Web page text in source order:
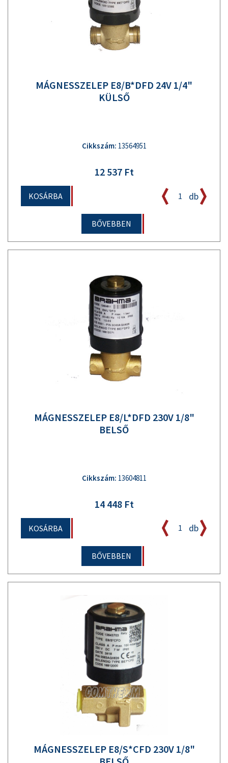
MÁGNESSZELEP E8/B*DFD 24V 1/4"
KÜLSŐ
Cikkszám: 13564951
12 537 Ft
KOSÁRBA db
BŐVEBBEN
MÁGNESSZELEP E8/L*DFD 230V 1/8"
BELSŐ
Cikkszám: 13604811
14 448 Ft
KOSÁRBA db
BŐVEBBEN
MÁGNESSZELEP E8/S*CFD 230V 1/8"